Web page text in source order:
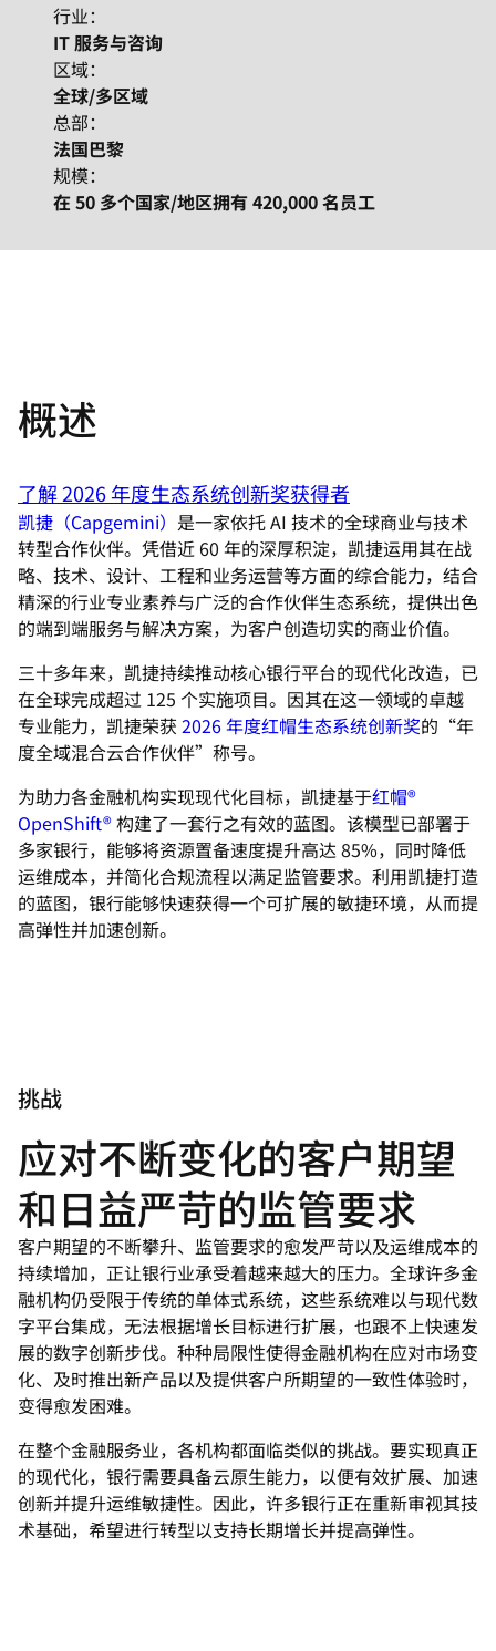
行业：
IT 服务与咨询
区域：
全球/多区域
总部：
法国巴黎
规模：
在 50 多个国家/地区拥有 420,000 名员工
概述
了解 2026 年度生态系统创新奖获得者
凯捷（Capgemini） 是一家依托 AI 技术的全球商业与技术
转型合作伙伴。凭借近 60 年的深厚积淀，凯捷运用其在战
略、技术、设计、工程和业务运营等方面的综合能力，结合
精深的行业专业素养与广泛的合作伙伴生态系统，提供出色
的端到端服务与解决方案，为客户创造切实的商业价值。
三十多年来，凯捷持续推动核心银行平台的现代化改造，已
在全球完成超过 125 个实施项目。因其在这一领域的卓越
专业能力，凯捷荣获 2026 年度红帽生态系统创新奖的“年
度全域混合云合作伙伴”称号。
为助力各金融机构实现现代化目标，凯捷基于红帽®
OpenShift®构建了一套行之有效的蓝图。该模型已部署于
多家银行，能够将资源置备速度提升高达 85%，同时降低
运维成本，并简化合规流程以满足监管要求。利用凯捷打造
的蓝图，银行能够快速获得一个可扩展的敏捷环境，从而提
高弹性并加速创新。
挑战
应对不断变化的客户期望
和日益严苛的监管要求
客户期望的不断攀升、监管要求的愈发严苛以及运维成本的
持续增加，正让银行业承受着越来越大的压力。全球许多金
融机构仍受限于传统的单体式系统，这些系统难以与现代数
字平台集成，无法根据增长目标进行扩展，也跟不上快速发
展的数字创新步伐。种种局限性使得金融机构在应对市场变
化、及时推出新产品以及提供客户所期望的一致性体验时，
变得愈发困难。
在整个金融服务业，各机构都面临类似的挑战。要实现真正
的现代化，银行需要具备云原生能力，以便有效扩展、加速
创新并提升运维敏捷性。因此，许多银行正在重新审视其技
术基础，希望进行转型以支持长期增长并提高弹性。